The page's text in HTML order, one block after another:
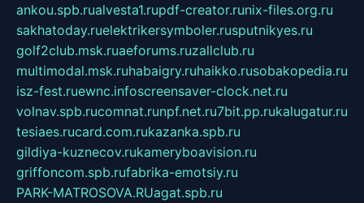
ankou.spb.rualvesta1.rupdf-creator.runix-files.org.ru
sakhatoday.ruelektrikersymboler.rusputnikyes.ru
golf2club.msk.ruaeforums.ruzallclub.ru
multimodal.msk.ruhabaigry.ruhaikko.rusobakopedia.ru
isz-fest.ruewnc.infoscreensaver-clock.net.ru
volnav.spb.rucomnat.runpf.net.ru7bit.pp.rukalugatur.ru
tesiaes.rucard.com.rukazanka.spb.ru
gildiya-kuznecov.rukameryboavision.ru
griffoncom.spb.rufabrika-emotsiy.ru
PARK-MATROSOVA.RUagat.spb.ru